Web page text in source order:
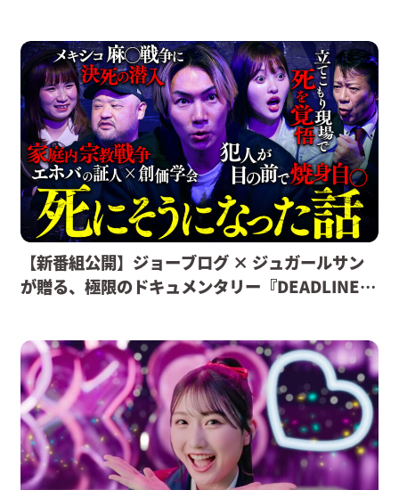
【新番組公開】ジョーブログ × ジュガールサン
が贈る、極限のドキュメンタリー『DEADLINE』